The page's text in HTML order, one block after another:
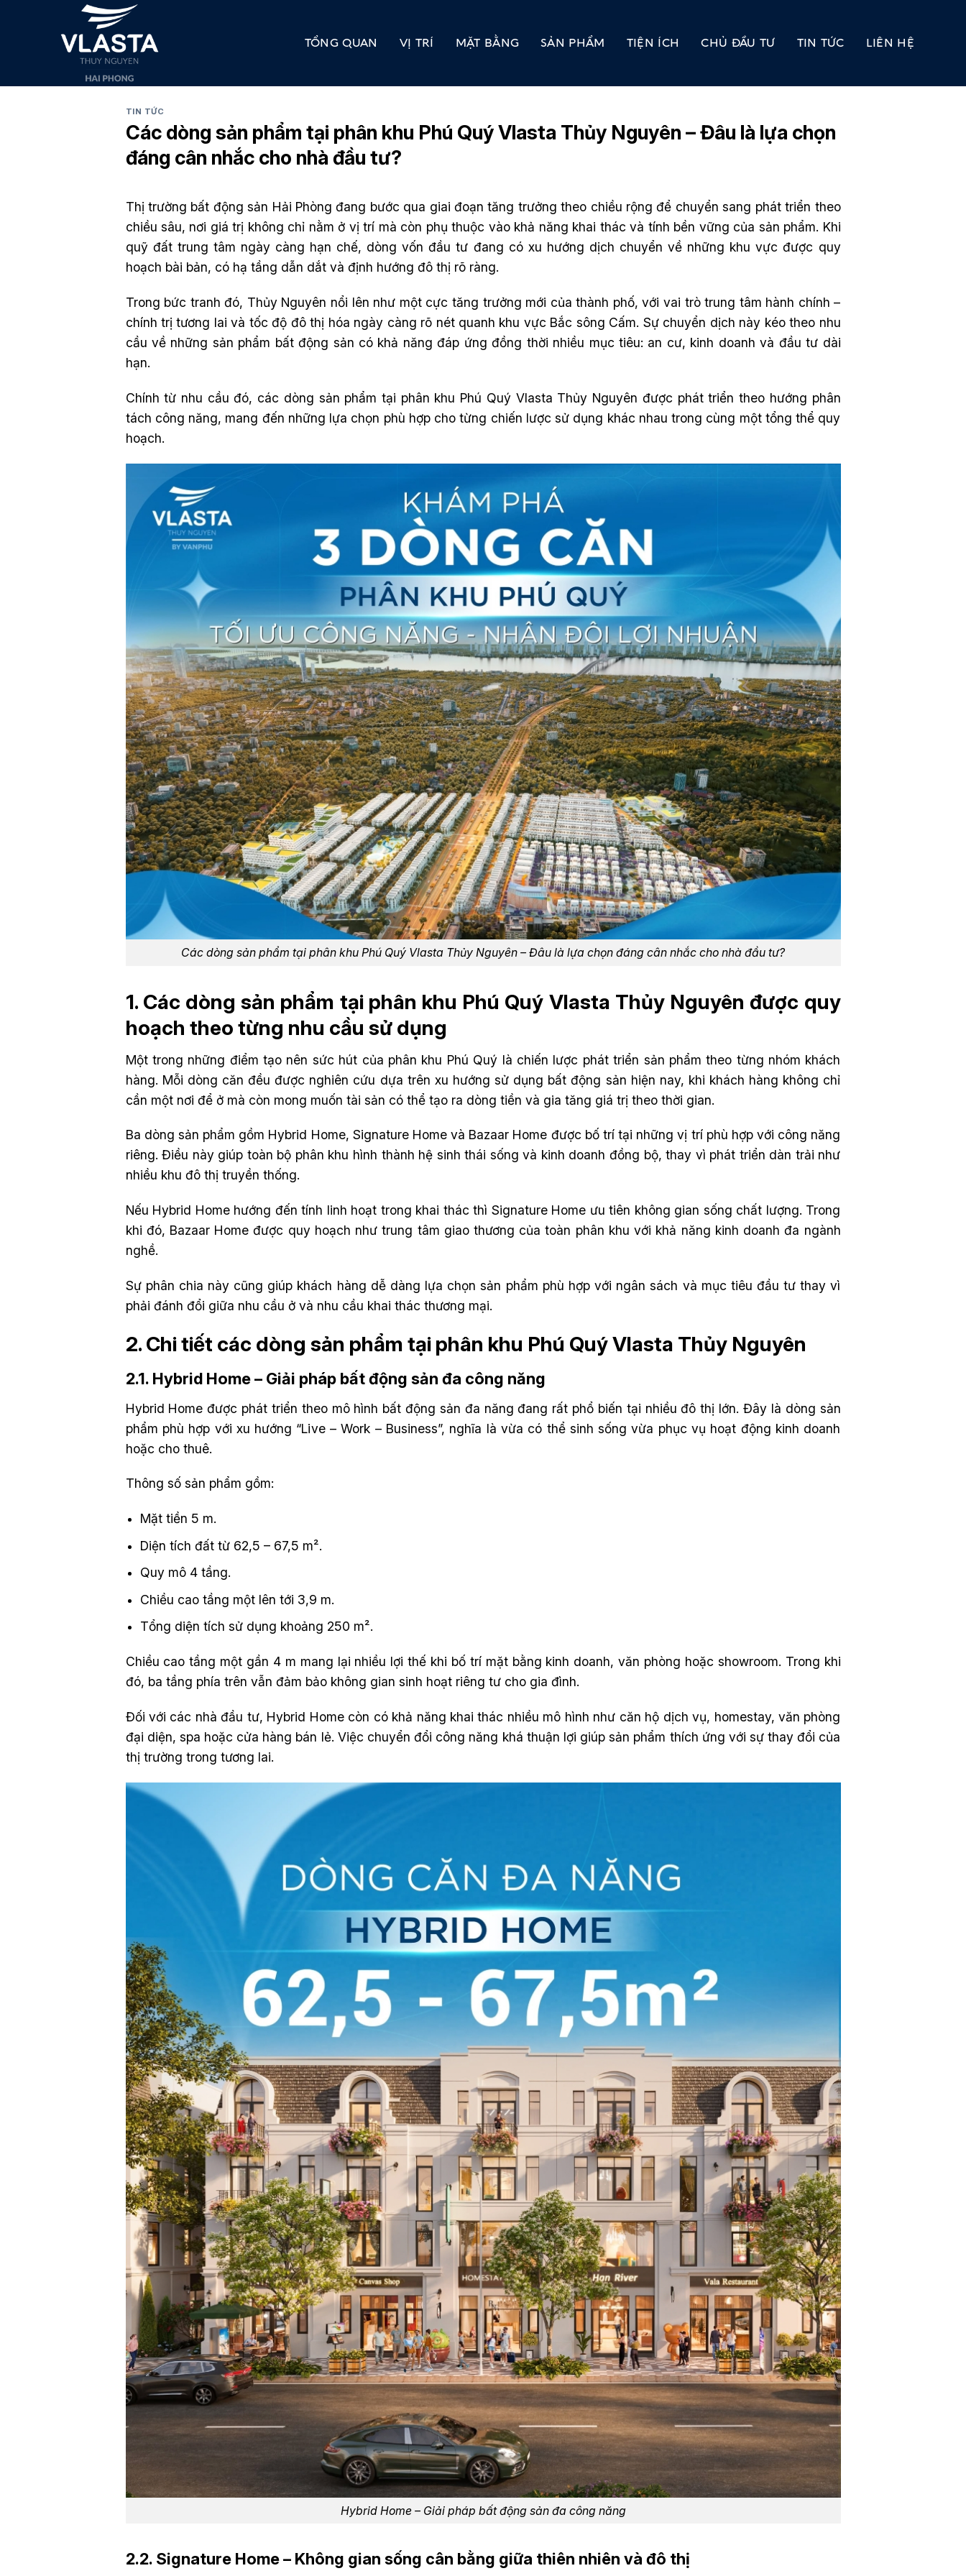
TỔNG QUAN VỊ TRÍ MẶT BẰNG SẢN PHẨM TIỆN ÍCH CHỦ ĐẦU TƯ TIN TỨC LIÊN HỆ
TIN TỨC
Các dòng sản phẩm tại phân khu Phú Quý Vlasta Thủy Nguyên – Đâu là lựa chọn
đáng cân nhắc cho nhà đầu tư?
Thị trường bất động sản Hải Phòng đang bước qua giai đoạn tăng trưởng theo chiều rộng để chuyển sang phát triển theo
chiều sâu, nơi giá trị không chỉ nằm ở vị trí mà còn phụ thuộc vào khả năng khai thác và tính bền vững của sản phẩm. Khi
quỹ đất trung tâm ngày càng hạn chế, dòng vốn đầu tư đang có xu hướng dịch chuyển về những khu vực được quy
hoạch bài bản, có hạ tầng dẫn dắt và định hướng đô thị rõ ràng.
Trong bức tranh đó, Thủy Nguyên nổi lên như một cực tăng trưởng mới của thành phố, với vai trò trung tâm hành chính –
chính trị tương lai và tốc độ đô thị hóa ngày càng rõ nét quanh khu vực Bắc sông Cấm. Sự chuyển dịch này kéo theo nhu
cầu về những sản phẩm bất động sản có khả năng đáp ứng đồng thời nhiều mục tiêu: an cư, kinh doanh và đầu tư dài
hạn.
Chính từ nhu cầu đó, các dòng sản phẩm tại phân khu Phú Quý Vlasta Thủy Nguyên được phát triển theo hướng phân
tách công năng, mang đến những lựa chọn phù hợp cho từng chiến lược sử dụng khác nhau trong cùng một tổng thể quy
hoạch.
Các dòng sản phẩm tại phân khu Phú Quý Vlasta Thủy Nguyên – Đâu là lựa chọn đáng cân nhắc cho nhà đầu tư?
1. Các dòng sản phẩm tại phân khu Phú Quý Vlasta Thủy Nguyên được quy
hoạch theo từng nhu cầu sử dụng
Một trong những điểm tạo nên sức hút của phân khu Phú Quý là chiến lược phát triển sản phẩm theo từng nhóm khách
hàng. Mỗi dòng căn đều được nghiên cứu dựa trên xu hướng sử dụng bất động sản hiện nay, khi khách hàng không chỉ
cần một nơi để ở mà còn mong muốn tài sản có thể tạo ra dòng tiền và gia tăng giá trị theo thời gian.
Ba dòng sản phẩm gồm Hybrid Home, Signature Home và Bazaar Home được bố trí tại những vị trí phù hợp với công năng
riêng. Điều này giúp toàn bộ phân khu hình thành hệ sinh thái sống và kinh doanh đồng bộ, thay vì phát triển dàn trải như
nhiều khu đô thị truyền thống.
Nếu Hybrid Home hướng đến tính linh hoạt trong khai thác thì Signature Home ưu tiên không gian sống chất lượng. Trong
khi đó, Bazaar Home được quy hoạch như trung tâm giao thương của toàn phân khu với khả năng kinh doanh đa ngành
nghề.
Sự phân chia này cũng giúp khách hàng dễ dàng lựa chọn sản phẩm phù hợp với ngân sách và mục tiêu đầu tư thay vì
phải đánh đổi giữa nhu cầu ở và nhu cầu khai thác thương mại.
2. Chi tiết các dòng sản phẩm tại phân khu Phú Quý Vlasta Thủy Nguyên
2.1. Hybrid Home – Giải pháp bất động sản đa công năng
Hybrid Home được phát triển theo mô hình bất động sản đa năng đang rất phổ biến tại nhiều đô thị lớn. Đây là dòng sản
phẩm phù hợp với xu hướng “Live – Work – Business”, nghĩa là vừa có thể sinh sống vừa phục vụ hoạt động kinh doanh
hoặc cho thuê.
Thông số sản phẩm gồm:
Mặt tiền 5 m.
Diện tích đất từ 62,5 – 67,5 m².
Quy mô 4 tầng.
Chiều cao tầng một lên tới 3,9 m.
Tổng diện tích sử dụng khoảng 250 m².
Chiều cao tầng một gần 4 m mang lại nhiều lợi thế khi bố trí mặt bằng kinh doanh, văn phòng hoặc showroom. Trong khi
đó, ba tầng phía trên vẫn đảm bảo không gian sinh hoạt riêng tư cho gia đình.
Đối với các nhà đầu tư, Hybrid Home còn có khả năng khai thác nhiều mô hình như căn hộ dịch vụ, homestay, văn phòng
đại diện, spa hoặc cửa hàng bán lẻ. Việc chuyển đổi công năng khá thuận lợi giúp sản phẩm thích ứng với sự thay đổi của
thị trường trong tương lai.
Hybrid Home – Giải pháp bất động sản đa công năng
2.2. Signature Home – Không gian sống cân bằng giữa thiên nhiên và đô thị